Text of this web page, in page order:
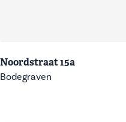
Noordstraat 15a
Bodegraven